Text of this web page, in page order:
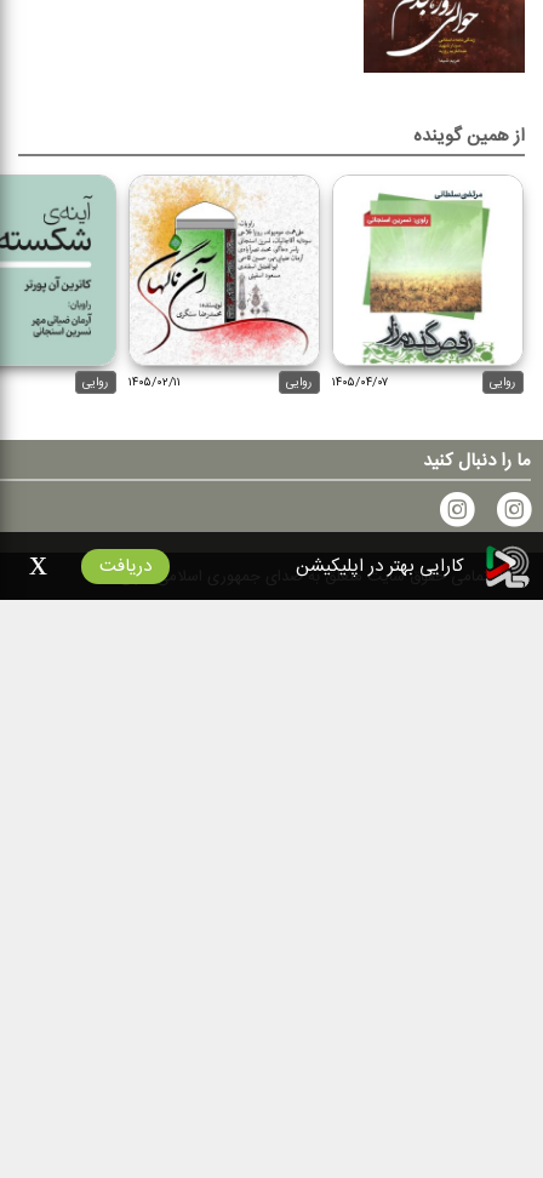
از همین گوینده
روایی ۱۴۰۵/۰۴/۰۷ روایی ۱۴۰۵/۰۲/۱۱ روایی
ما را دنبال کنید
۱۴۰۰ تمامی حقوق سایت متعلق به صدای جمهوری اسلامی ایران است
کارایی بهتر در اپلیکیشن دریافت x